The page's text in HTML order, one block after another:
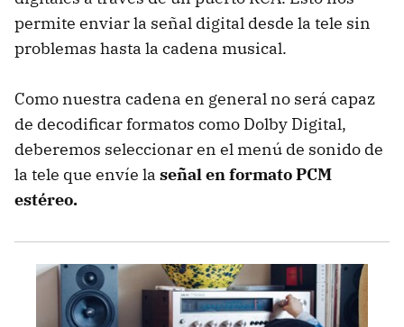
permite enviar la señal digital desde la tele sin
problemas hasta la cadena musical.
Como nuestra cadena en general no será capaz
de decodificar formatos como Dolby Digital,
deberemos seleccionar en el menú de sonido de
la tele que envíe la señal en formato PCM
estéreo.